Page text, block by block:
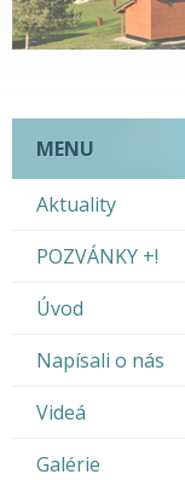
MENU
Aktuality
POZVÁNKY +!
Úvod
Napísali o nás
Videá
Galérie